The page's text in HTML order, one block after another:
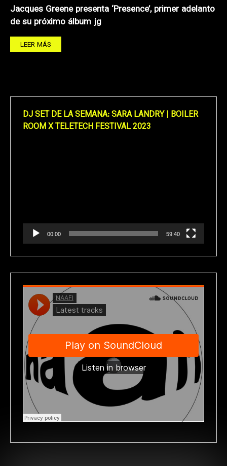
Jacques Greene presenta ‘Presence’, primer adelanto
de su próximo álbum jg
LEER MÁS
DJ SET DE LA SEMANA: SARA LANDRY | BOILER
ROOM X TELETECH FESTIVAL 2023
00:00 59:40